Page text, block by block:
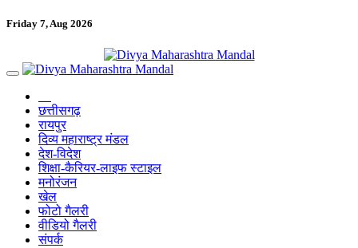
Friday 7, Aug 2026
छत्तीसगढ़
रायपुर
दिव्य महाराष्ट्र मंडल
देश-विदेश
शिक्षा-कैरियर-लाइफ स्टाइल
मनोरंजन
खेल
फोटो गैलरी
वीडियो गैलरी
संपर्क